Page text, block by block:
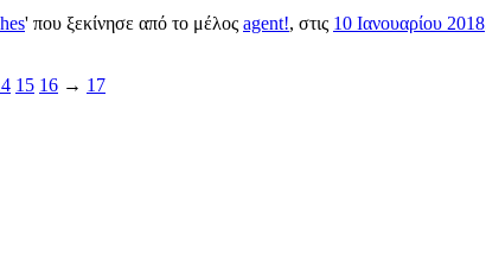
' που ξεκίνησε από το μέλος agent!, στις 10 Ιανουαρίου 2018
15 16 → 17